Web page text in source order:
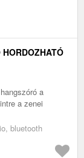
a
a zenei
bluetooth